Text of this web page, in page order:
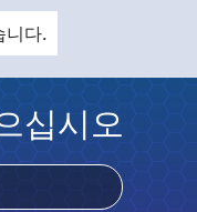
니다.
십시오